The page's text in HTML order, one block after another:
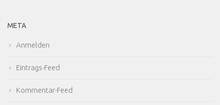
META
Anmelden
Eintrags-Feed
Kommentar-Feed